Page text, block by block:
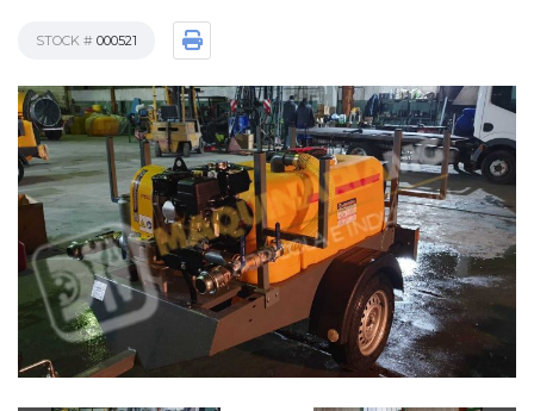
STOCK # 000521